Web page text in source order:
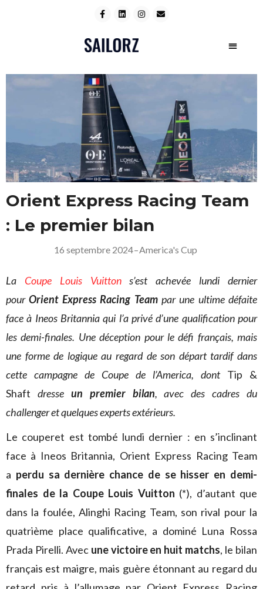
Orient Express Racing Team
: Le premier bilan
16 septembre 2024–America's Cup
La Coupe Louis Vuittons’est achevée lundi dernier
pourOrient Express Racing Teampar une ultime défaite
face à Ineos Britannia qui l’a privé d’une qualification pour
les demi-finales. Une déception pour le défi français, mais
une forme de logique au regard de son départ tardif dans
cette campagne de Coupe de l’America, dont Tip &
Shaft dresse un premier bilan, avec des cadres du
challenger et quelques experts extérieurs.
Le couperet est tombé lundi dernier : en s’inclinant
face à Ineos Britannia, Orient Express Racing Team
a perdu sa dernière chance de se hisser en demi-
finales de la Coupe Louis Vuitton (*), d’autant que
dans la foulée, Alinghi Racing Team, son rival pour la
quatrième place qualificative, a dominé Luna Rossa
Prada Pirelli. Avec une victoire en huit matchs, le bilan
français est maigre, mais guère étonnant au regard du